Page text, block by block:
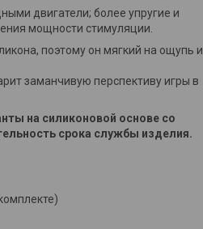
двигатели; более упругие и
мощности стимуляции.
поэтому он мягкий на ощупь и
заманчивую перспективу игры в
на силиконовой основе со
срока службы изделия.